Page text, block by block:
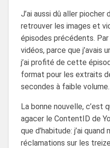
J’ai aussi dû aller piocher
retrouver les images et
épisodes précédents.
vidéos, parce que j’avais
j’ai profité de cette
format pour les extraits
secondes à faible volume.
La bonne nouvelle, c’est
agacer le ContentID de
que d’habitude: j’ai
réclamations sur les